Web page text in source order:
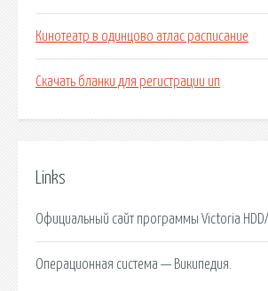
Кинотеатр в одинцово атлас расписание
Скачать бланки для регистрации ип
Links
Официальный сайт программы Victoria HDD/
Операционная система — Википедия.